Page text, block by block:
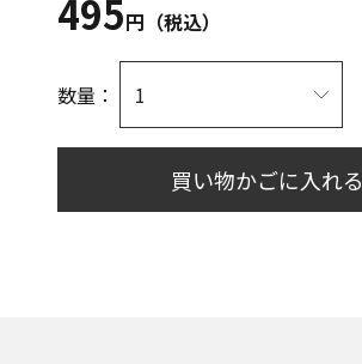
495円（税込）
数量：
買い物かごに入れる